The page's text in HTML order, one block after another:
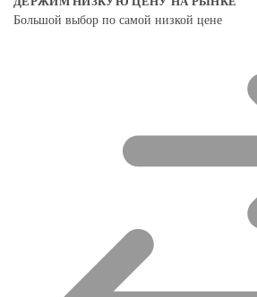
Большой выбор по самой низкой цене